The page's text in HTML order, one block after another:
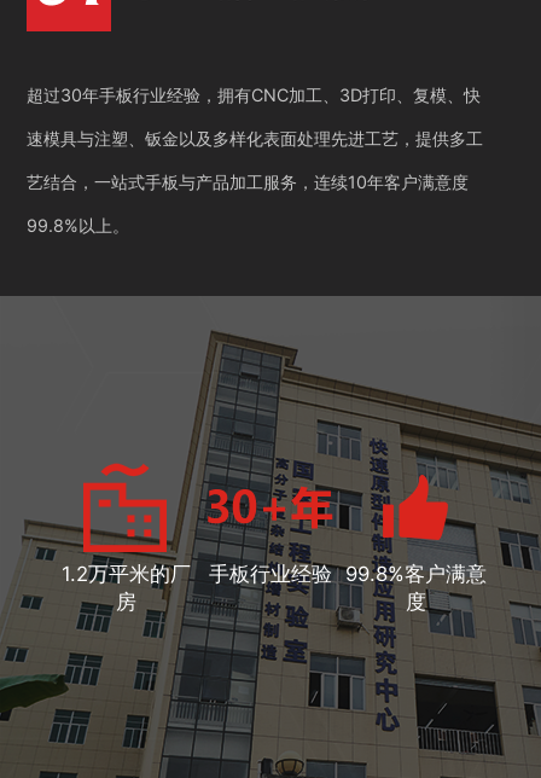
超过30年手板行业经验，拥有CNC加工、3D打印、复模、快
速模具与注塑、钣金以及多样化表面处理先进工艺，提供多工
艺结合，一站式手板与产品加工服务，连续10年客户满意度
99.8%以上。
1.2万平米的厂
房
手板行业经验 99.8%客户满意
度